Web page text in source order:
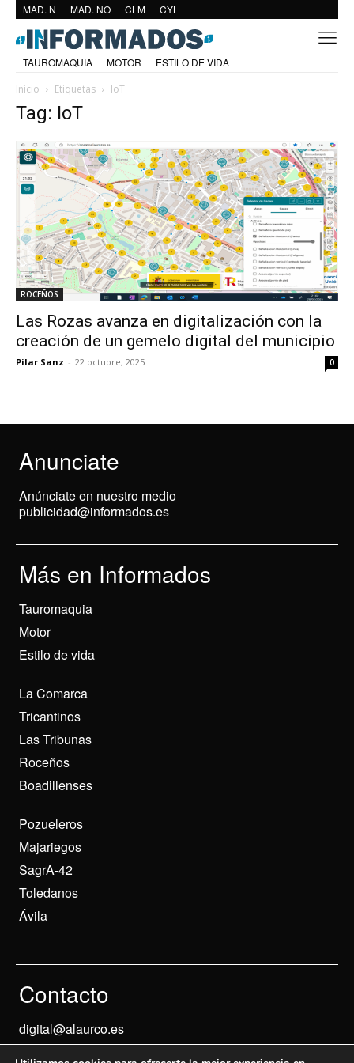
MAD. N MAD. NO CLM CYL
TAUROMAQUIA MOTOR
ESTILO DE VIDA
Inicio
Etiquetas IoT
Tag: IoT
ROCEÑOS
Las Rozas avanza en digitalización con la
creación de un gemelo digital del municipio
Pilar Sanz - 22 octubre, 2025 0
Anunciate
Anúnciate en nuestro medio
publicidad@informados.es
Más en Informados
Tauromaquia
Motor
Estilo de vida
La Comarca
Tricantinos
Las Tribunas
Roceños
Boadillenses
Pozueleros
Majariegos
SagrA-42
Toledanos
Ávila
Contacto
digital@alaurco.es